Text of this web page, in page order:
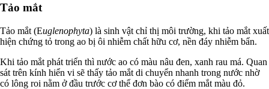
Tảo mắt
Tảo mắt (Euglenophyta) là sinh vật chỉ thị môi trường, khi tảo mắt xuất
hiện chứng tỏ trong ao bị ôi nhiễm chất hữu cơ, nền đáy nhiễm bẩn.
Khi tảo mắt phát triển thì nước ao có màu nâu đen, xanh rau má. Quan
sát trên kính hiển vi sẽ thấy tảo mắt di chuyển nhanh trong nước nhờ
có lông roi nằm ở đầu trước cơ thể đơn bào có điểm mắt màu đỏ.